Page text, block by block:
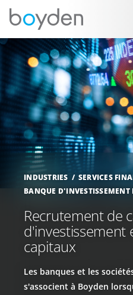
INDUSTRIES
SERVICES
BANQUE D'INVESTISSEMENT
Recrutement de
d'investissement
capitaux
Les banques et les
s'associent à Boyden